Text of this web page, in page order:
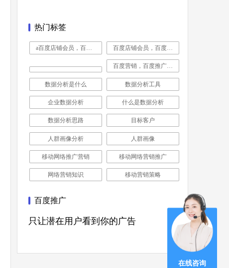
热门标签
a百度店铺会员，百度营销，百度推广，企业推广，公司营销推广 百度店铺会员，百度营销，百度推广，企业推广，公司营销推广
百度营销，百度推广，企业推广，公司营销推广
数据分析是什么 数据分析工具
企业数据分析 什么是数据分析
数据分析思路 目标客户
人群画像分析 人群画像
移动网络推广营销 移动网络营销推广
网络营销知识 移动营销策略
百度推广
只让潜在用户看到你的广告
在线咨询